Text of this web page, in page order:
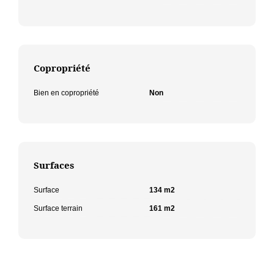
Copropriété
Bien en copropriété Non
Surfaces
Surface 134 m2
Surface terrain 161 m2